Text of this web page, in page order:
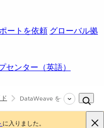
ートを依頼 グローバル拠
センター（英語）
DataWeave を使用した型の
に入りました。